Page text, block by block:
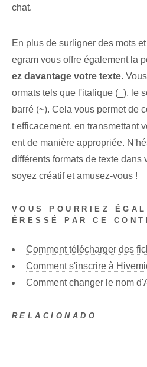
chat.
En plus de surligner des mots
egram vous offre également la
ez davantage votre texte.
ormats tels que l'italique (_), le
barré (~). Cela vous permet de
t efficacement, en transmettant
ent de manière appropriée.
différents formats de texte dans
soyez créatif‌ et amusez-vous !
VOUS POURRIEZ
ÉRESSÉ PAR CE
Comment télécharger des
Comment s'inscrire à
Comment changer le nom
RELACIONADO